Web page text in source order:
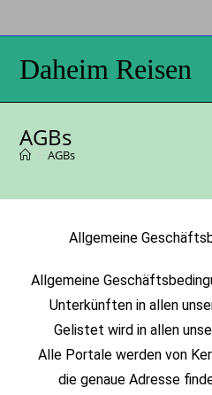
Daheim Reisen
AGBs
AGBs
Allgemeine
Allgemeine
Unterkünften in allen
Gelistet wird in allen
Alle Portale werden von
die genaue Adresse